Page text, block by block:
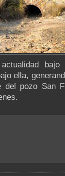
bajo
ella,
del pozo San